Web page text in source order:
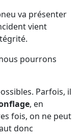
va présenter
vient
pourrons
Parfois, il
, en
fois, on ne peut
donc